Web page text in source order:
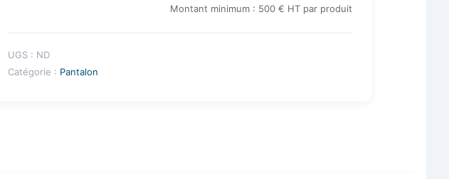
Montant minimum : 500 € HT par produit
UGS : ND
Catégorie : Pantalon